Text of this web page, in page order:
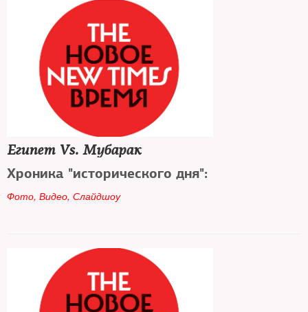
Египет Vs. Мубарак
Хроника "исторического дня":
Фото, Видео, Слайдшоу